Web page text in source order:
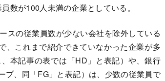
数が100人未満の企業としている。
スの従業員数が少ない会社を除外している
、これまで紹介できていなかった企業が多
本記事の表では「HD」と表記）や、銀行
プ、同「FG」と表記）は、少数の従業員で